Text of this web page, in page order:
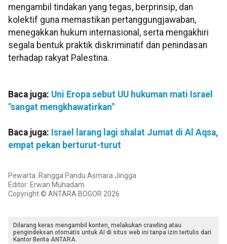
mengambil tindakan yang tegas, berprinsip, dan
kolektif guna memastikan pertanggungjawaban,
menegakkan hukum internasional, serta mengakhiri
segala bentuk praktik diskriminatif dan penindasan
terhadap rakyat Palestina.
Baca juga: Uni Eropa sebut UU hukuman mati Israel
"sangat mengkhawatirkan"
Baca juga: Israel larang lagi shalat Jumat di Al Aqsa,
empat pekan berturut-turut
Pewarta: Rangga Pandu Asmara Jingga
Editor: Erwan Muhadam
Copyright © ANTARA BOGOR 2026
Dilarang keras mengambil konten, melakukan crawling atau
pengindeksan otomatis untuk AI di situs web ini tanpa izin tertulis dari
Kantor Berita ANTARA.